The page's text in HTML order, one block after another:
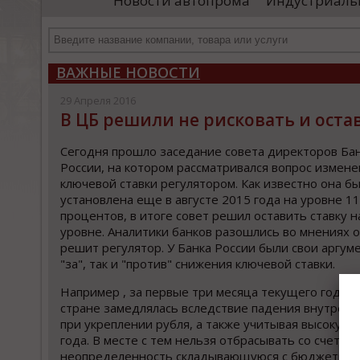
проверки, после
«Уральские локомотивы»)
...
ВАЖНЫЕ НОВОСТИ
29 Апреля 2016
В ЦБ решили не рисковать и
Сегодня прошло заседание совета директоров
России, на котором рассматривался вопрос
ключевой ставки регулятором. Как известно она
установлена еще в августе 2015 года на уровне 11
процентов, в итоге совет решил оставить ставку
уровне. Аналитики банков разошлись во мнениях
решит регулятор. У Банка России были свои
"за", так и "против" снижения ключевой ставки.
Например , за первые три месяца текущего года
стране замедлялась вследствие падения
при укреплении рубля, а также учитывая высокую
года. В месте с тем нельзя отбрасывать со счетов и
неопределенность складывающуюся с